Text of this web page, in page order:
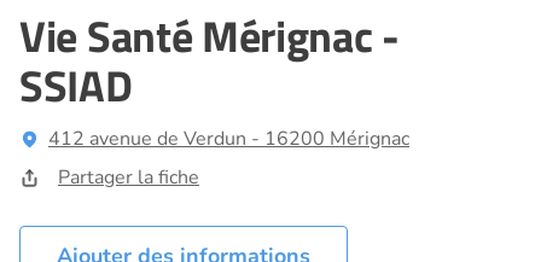
Vie Santé Mérignac -
SSIAD
412 avenue de Verdun - 16200 Mérignac
Partager la fiche
Ajouter des informations